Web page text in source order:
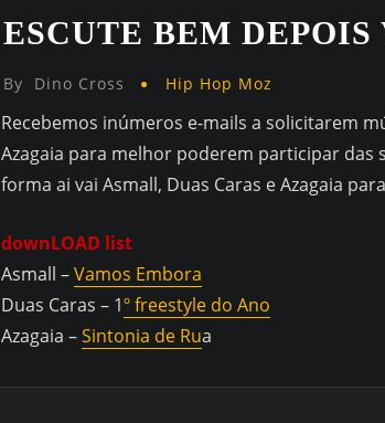
ESCUTE BEM DEPOIS
By Dino Cross Hip Hop Moz
Recebemos inúmeros e-mails a solicitarem
Azagaia para melhor poderem participar das
forma ai vai Asmall, Duas Caras e Azagaia
downLOAD list
Asmall –Vamos Embora
Duas Caras – 1º freestyle do Ano
Azagaia –Sintonia de Rua